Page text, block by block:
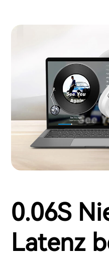
0.06S
Latenz